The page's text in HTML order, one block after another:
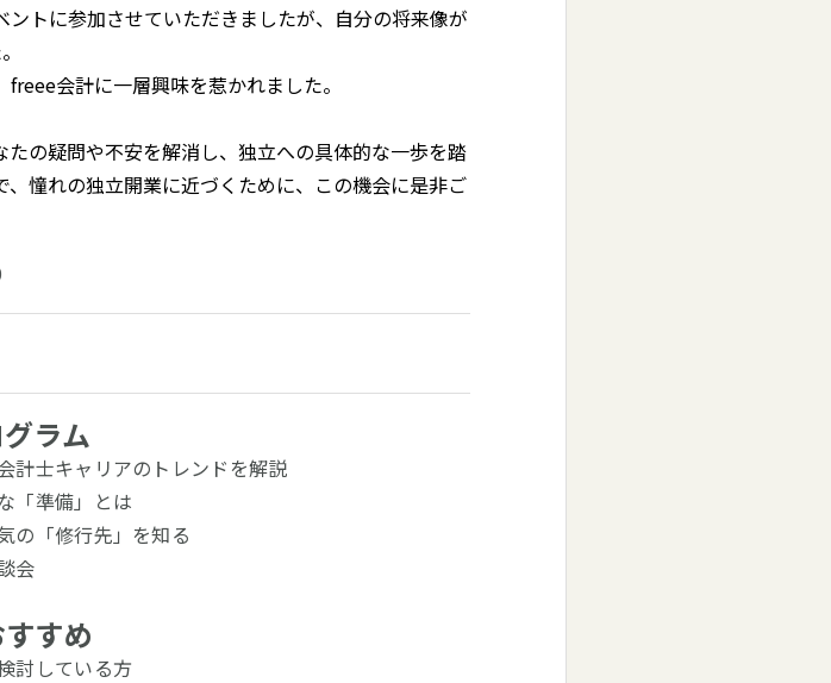
トに参加させていただきましたが、自分の将来像が
会計に一層興味を惹かれました。
の疑問や不安を解消し、独立への具体的な一歩を踏
憧れの独立開業に近づくために、この機会に是非ご
ラム
計士キャリアのトレンドを解説
「準備」とは
の「修行先」を知る
会
すめ
討している方